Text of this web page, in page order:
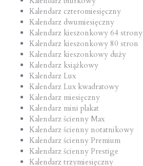
Kalendarz czteromiesięczny
Kalendarz dwumiesięczny
Kalendarz kieszonkowy 64 strony
Kalendarz kieszonkowy 80 stron
Kalendarz kieszonkowy duży
Kalendarz książkowy
Kalendarz Lux
Kalendarz Lux kwadratowy
Kalendarz miesięczny
Kalendarz mini plakat
Kalendarz ścienny Max
Kalendarz ścienny notatnikowy
Kalendarz ścienny Premium
Kalendarz ścienny Prestige
Kalendarz trzymiesięczny